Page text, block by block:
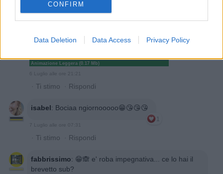
CONFIRM
Data Deletion Data Access Privacy Policy
Animazione Leggera (0.17 Mb)
6 Luglio alle ore 21:21
· Ti stimo · Rispondi
isabel: Bociaa ngiornooooo😁😘😘😘
1
7 Luglio alle ore 07:31
· Ti stimo · Rispondi
fabbrissimo: 😁🙈 e' roba impegnativa... ce lo hai il
brevetto sub?